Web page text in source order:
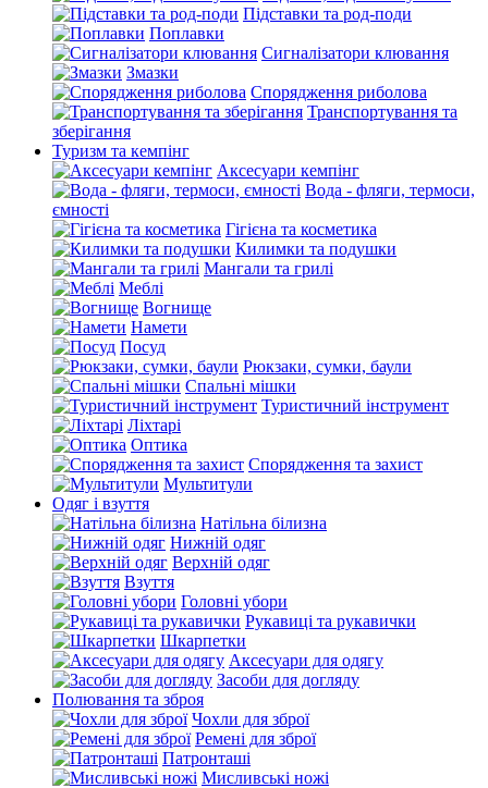
Підставки та род-поди
Поплавки
Сигналізатори клювання
Змазки
Спорядження риболова
Транспортування та
зберігання
Туризм та кемпінг
Аксесуари кемпінг
Вода - фляги, термоси,
ємності
Гігієна та косметика
Килимки та подушки
Мангали та грилі
Меблі
Вогнище
Намети
Посуд
Рюкзаки, сумки, баули
Спальні мішки
Туристичний інструмент
Ліхтарі
Оптика
Спорядження та захист
Мультитули
Одяг і взуття
Натільна білизна
Нижній одяг
Верхній одяг
Взуття
Головні убори
Рукавиці та рукавички
Шкарпетки
Аксесуари для одягу
Засоби для догляду
Полювання та зброя
Чохли для зброї
Ремені для зброї
Патронташі
Мисливські ножі